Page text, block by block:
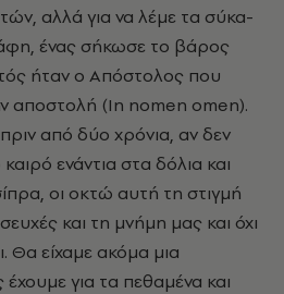
αλλά για να λέμε τα σύκα-
ένας σήκωσε το βάρος
ήταν ο Απόστολος που
αποστολή (In nomen omen).
από δύο χρόνια, αν δεν
ενάντια στα δόλια και
οι οκτώ αυτή τη στιγμή
και τη μνήμη μας και όχι
Θα είχαμε ακόμα μια
για τα πεθαμένα και